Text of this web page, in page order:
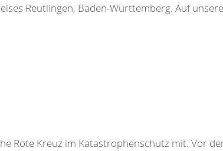
Reutlingen, Baden-Württemberg. Auf
Rote Kreuz im Katastrophenschutz mit. Vor